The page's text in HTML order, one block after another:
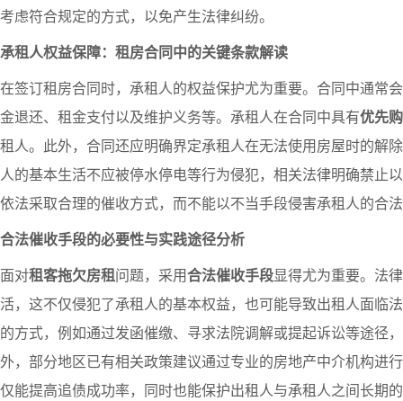
考虑符合规定的方式，以免产生法律纠纷。
承租人权益保障：租房合同中的关键条款解读
在签订租房合同时，承租人的权益保护尤为重要。合同中通常
金退还、租金支付以及维护义务等。承租人在合同中具有优先
租人。此外，合同还应明确界定承租人在无法使用房屋时的解
人的基本生活不应被停水停电等行为侵犯，相关法律明确禁止
依法采取合理的催收方式，而不能以不当手段侵害承租人的合
合法催收手段的必要性与实践途径分析
面对租客拖欠房租问题，采用合法催收手段显得尤为重要。法
活，这不仅侵犯了承租人的基本权益，也可能导致出租人面临
的方式，例如通过发函催缴、寻求法院调解或提起诉讼等途径
外，部分地区已有相关政策建议通过专业的房地产中介机构进
仅能提高追债成功率，同时也能保护出租人与承租人之间长期